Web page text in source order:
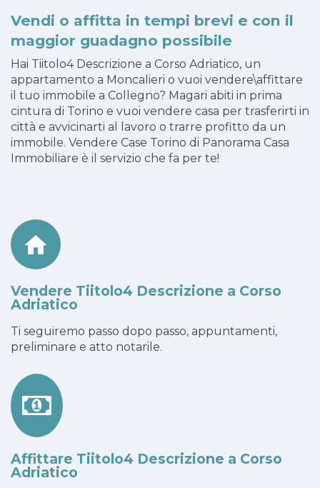
Vendi o affitta in tempi brevi e con il
maggior guadagno possibile
Hai Tiitolo4 Descrizione a Corso Adriatico, un
appartamento a Moncalieri o vuoi vendere\affittare
il tuo immobile a Collegno? Magari abiti in prima
cintura di Torino e vuoi vendere casa per trasferirti in
città e avvicinarti al lavoro o trarre profitto da un
immobile. Vendere Case Torino di Panorama Casa
Immobiliare è il servizio che fa per te!
Vendere Tiitolo4 Descrizione a Corso
Adriatico
Ti seguiremo passo dopo passo, appuntamenti,
preliminare e atto notarile.
Affittare Tiitolo4 Descrizione a Corso
Adriatico